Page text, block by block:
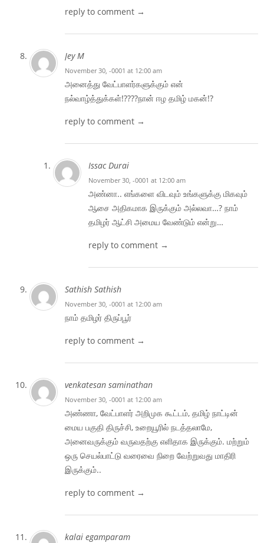
reply to comment →
Jey M
November 30, -0001 at 12:00 am
அனைத்து வேட்பாளர்களுக்கும் என்
நல்வாழ்த்துக்கள்!????நான் ஈழ தமிழ் மகன்!?
reply to comment →
Issac Durai
November 30, -0001 at 12:00 am
அண்னா.. எங்களை விடவும் உங்களுக்கு மிகவும்
ஆசை அதிகமாக இருக்கும் அல்லவா…? நாம்
தமிழர் ஆட்சி அமைய வேண்டும் என்று…
reply to comment →
Sathish Sathish
November 30, -0001 at 12:00 am
நாம் தமிழர் திருப்பூர்
reply to comment →
venkatesan saminathan
November 30, -0001 at 12:00 am
அண்ணா, வேட்பாளர் அறிமுக கூட்டம், தமிழ் நாட்டின்
மைய பகுதி திருச்சி, உறையூரில் நடத்தலாமே,
அனைவருக்கும் வருவதற்கு எளிதாக இருக்கும். மற்றும்
ஒரு செயல்பாட்டு வரைவை நிறை வேற்றுவது மாதிரி
இருக்கும்..
reply to comment →
kalai egamparam